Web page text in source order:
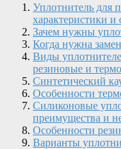
Уплотнитель для
характеристики
Зачем нужны
Когда нужна
Виды
резиновые и
Синтетический
Особенности
Силиконовые
преимущества и
Особенности
Варианты